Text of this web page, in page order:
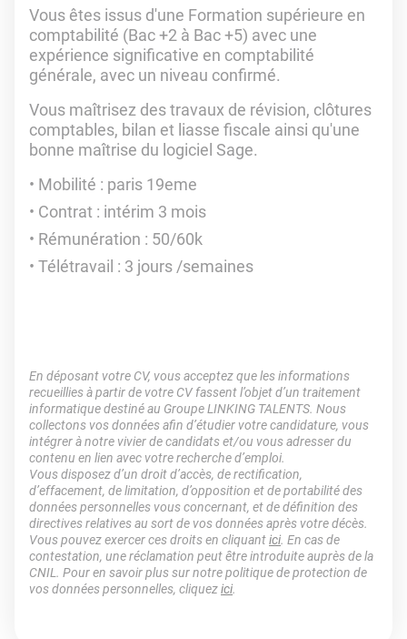
Vous êtes issus d'une Formation supérieure en
comptabilité (Bac +2 à Bac +5) avec une
expérience significative en comptabilité
générale, avec un niveau confirmé.
Vous maîtrisez des travaux de révision, clôtures
comptables, bilan et liasse fiscale ainsi qu'une
bonne maîtrise du logiciel Sage.
Mobilité : paris 19eme
Contrat : intérim 3 mois
Rémunération : 50/60k
Télétravail : 3 jours /semaines
En déposant votre CV, vous acceptez que les informations
recueillies à partir de votre CV fassent l’objet d’un traitement
informatique destiné au Groupe LINKING TALENTS. Nous
collectons vos données afin d’étudier votre candidature, vous
intégrer à notre vivier de candidats et/ou vous adresser du
contenu en lien avec votre recherche d’emploi.
Vous disposez d’un droit d’accès, de rectification,
d’effacement, de limitation, d’opposition et de portabilité des
données personnelles vous concernant, et de définition des
directives relatives au sort de vos données après votre décès.
Vous pouvez exercer ces droits en cliquantici. En cas de
contestation, une réclamation peut être introduite auprès de la
CNIL. Pour en savoir plus sur notre politique de protection de
vos données personnelles, cliquezici.